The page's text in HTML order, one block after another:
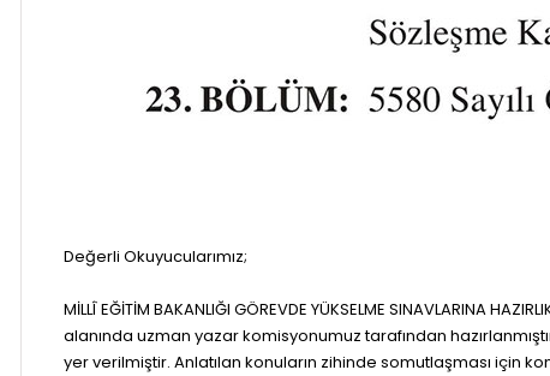
Değerli Okuyucularımız;
MİLLÎ EĞİTİM BAKANLIĞI GÖREVDE YÜKSELME SINAVLARINA
alanında uzman yazar komisyonumuz tarafından
yer verilmiştir. Anlatılan konuların zihinde somutlaşması için